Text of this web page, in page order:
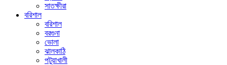
সাতক্ষীরা
বরিশাল
বরিশাল
বরগুনা
ভোলা
ঝালকাঠি
পটুয়াখালী